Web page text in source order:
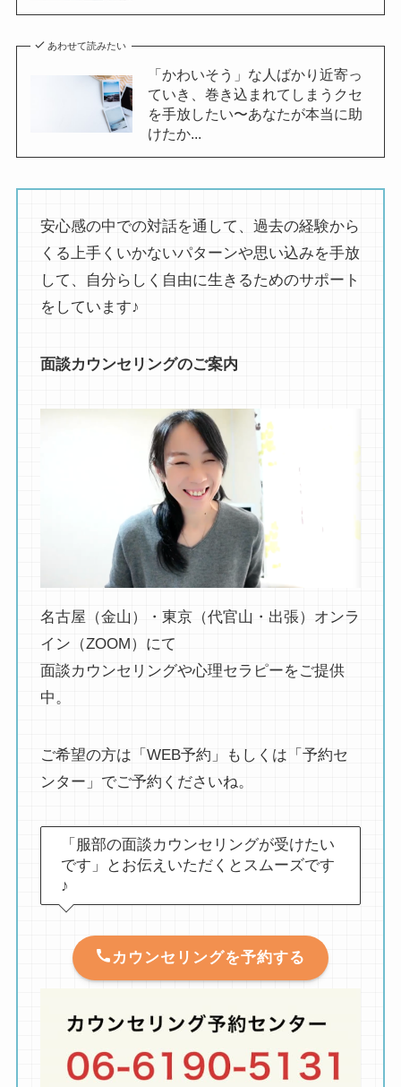
あわせて読みたい
「かわいそう」な人ばかり近寄っ
ていき、巻き込まれてしまうクセ
を手放したい〜あなたが本当に助
けたか...
安心感の中での対話を通して、過去の経験から
くる上手くいかないパターンや思い込みを手放
して、自分らしく自由に生きるためのサポート
をしています♪
面談カウンセリングのご案内
名古屋（金山）・東京（代官山・出張）オンラ
イン（ZOOM）にて
面談カウンセリングや心理セラピーをご提供
中。
ご希望の方は「WEB予約」もしくは「予約セ
ンター」でご予約くださいね。
「服部の面談カウンセリングが受けたい
です」とお伝えいただくとスムーズです
♪
カウンセリングを予約する